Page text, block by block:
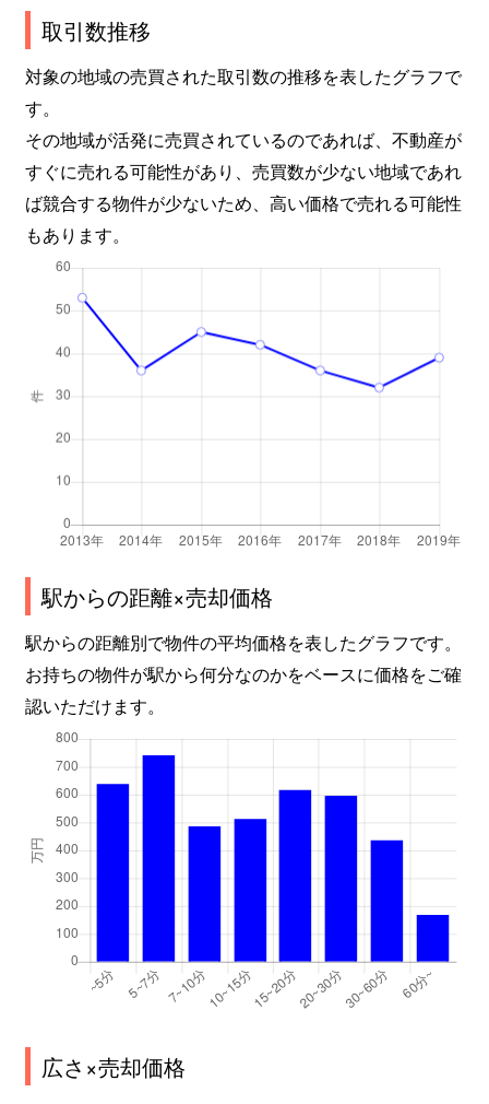
取引数推移
対象の地域の売買された取引数の推移を表したグラフで
す。
その地域が活発に売買されているのであれば、不動産が
すぐに売れる可能性があり、売買数が少ない地域であれ
ば競合する物件が少ないため、高い価格で売れる可能性
もあります。
駅からの距離×売却価格
駅からの距離別で物件の平均価格を表したグラフです。
お持ちの物件が駅から何分なのかをベースに価格をご確
認いただけます。
広さ×売却価格